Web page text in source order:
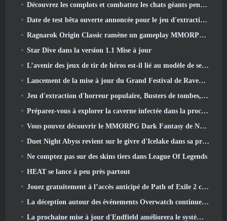
Découvrez les complots et combattez les chats géants pendant votre temps libre dans la dernière mise à jour de Where Winds Meet
Date de test bêta ouverte annoncée pour le jeu d'extraction Dark Fantasy, Chasseur de Brume
Ragnarok Origin Classic ramène un gameplay MMORPG équitable et CBT ouvre ses portes en juin 4
Star Dive dans la version 1.1 Mise à jour
L’avenir des jeux de tir de héros est-il lié au modèle de service en direct F2P?
Lancement de la mise à jour du Grand Festival de Raven2, avec la nouvelle classe Warlord
Jeu d'extraction d'horreur populaire, Busters de tombes, Lancements en Occident
Préparez-vous à explorer la caverne infectée dans la prochaine mise à jour d'Eterspire
Vous pouvez découvrir le MMORPG Dark Fantasy de Nexon Embers Of The Uncrown pendant le Steam Next Fest
Duet Night Abyss revient sur le givre d'Icelake dans sa prochaine mise à jour Steampunk
Ne comptez pas sur des skins tiers dans League Of Legends
HEAT se lance à peu près partout
Jouez gratuitement à l’accès anticipé de Path of Exile 2 ce week-end
La déception autour des événements Overwatch continue 10 Année anniversaire
La prochaine mise à jour d'Endfield améliorera le système d'usine